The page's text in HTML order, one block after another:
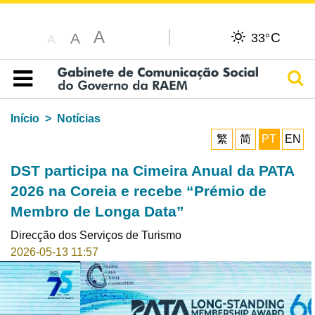
A A A 33°C
Índice
Início
Notícias
繁
简 PT EN
DST participa na Cimeira Anual da PATA
2026 na Coreia e recebe “Prémio de
Membro de Longa Data”
Direcção dos Serviços de Turismo
2026-05-13 11:57